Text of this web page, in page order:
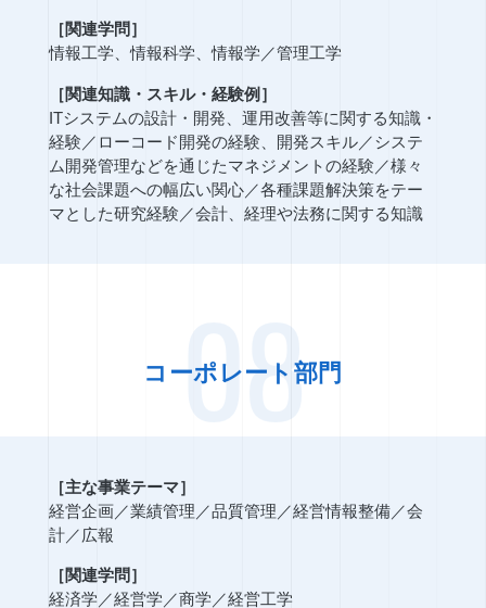
［関連学問］
情報工学、情報科学、情報学 ／管理工学
［関連知識・スキル・経験例］
ITシステムの設計・開発、運用改善等に関する知識・
経験 ／ ローコード開発の経験、開発スキル／システ
ム開発管理などを通じたマネジメントの経験 ／様々
な社会課題への幅広い関心／各種課題解決策をテー
マとした研究経験 ／会計、経理や法務に関する知識
08
コーポレート部門
［主な事業テーマ］
経営企画／業績管理 ／品質管理 ／経営情報整備／会
計／広報
［関連学問］
経済学 ／経営学 ／商学 ／経営工学